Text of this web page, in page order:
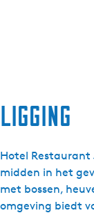
Ligging
Hotel Restaurant
midden in het
met bossen,
omgeving biedt